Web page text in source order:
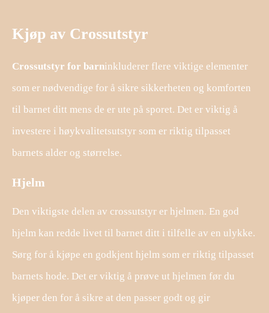
Kjøp av Crossutstyr
Crossutstyr for barninkluderer flere viktige elementer
som er nødvendige for å sikre sikkerheten og komforten
til barnet ditt mens de er ute på sporet. Det er viktig å
investere i høykvalitetsutstyr som er riktig tilpasset
barnets alder og størrelse.
Hjelm
Den viktigste delen av crossutstyr er hjelmen. En god
hjelm kan redde livet til barnet ditt i tilfelle av en ulykke.
Sørg for å kjøpe en godkjent hjelm som er riktig tilpasset
barnets hode. Det er viktig å prøve ut hjelmen før du
kjøper den for å sikre at den passer godt og gir